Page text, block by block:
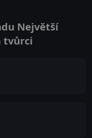
Největší
tvůrci